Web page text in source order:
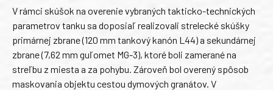
V rámci skúšok na overenie vybraných takticko-technických
parametrov tanku sa doposiaľ realizovali strelecké skúšky
primárnej zbrane (120 mm tankový kanón L44) a sekundárnej
zbrane (7,62 mm guľomet MG-3), ktoré boli zamerané na
streľbu z miesta a za pohybu. Zároveň bol overený spôsob
maskovania objektu cestou dymových granátov. V